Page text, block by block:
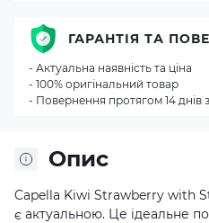
Опис
Capella Kiwi Strawberry with
є актуальною. Це ідеальне
ГАРАНТІЯ ТА
- Актуальна наявність та ціна
- 100% оригінальний товар
- Повернення протягом 14 днів